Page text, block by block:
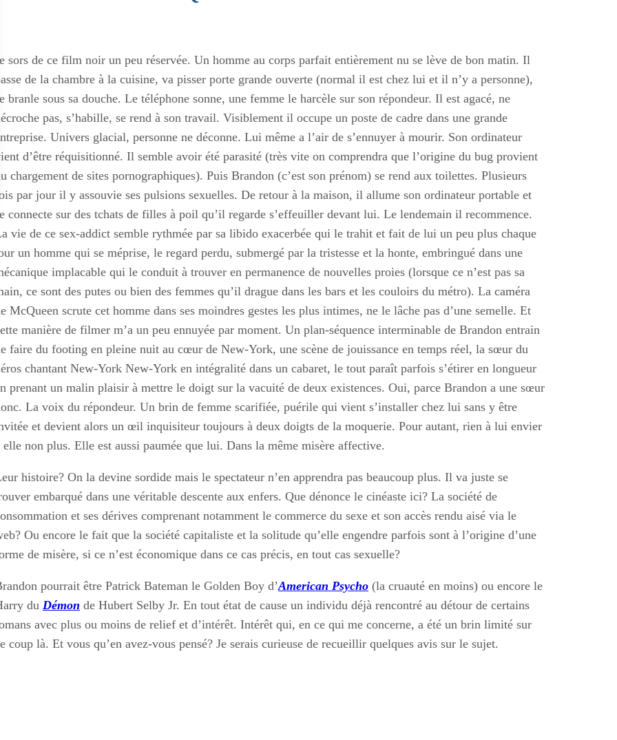
sors de ce film noir un peu réservée. Un homme au corps parfait entièrement nu se lève de bon matin. Il
de la chambre à la cuisine, va pisser porte grande ouverte (normal il est chez lui et il n’y a personne),
branle sous sa douche. Le téléphone sonne, une femme le harcèle sur son répondeur. Il est agacé, ne
pas, s’habille, se rend à son travail. Visiblement il occupe un poste de cadre dans une grande
Univers glacial, personne ne déconne. Lui même a l’air de s’ennuyer à mourir. Son ordinateur
d’être réquisitionné. Il semble avoir été parasité (très vite on comprendra que l’origine du bug provient
chargement de sites pornographiques). Puis Brandon (c’est son prénom) se rend aux toilettes. Plusieurs
par jour il y assouvie ses pulsions sexuelles. De retour à la maison, il allume son ordinateur portable et
connecte sur des tchats de filles à poil qu’il regarde s’effeuiller devant lui. Le lendemain il recommence.
vie de ce sex-addict semble rythmée par sa libido exacerbée qui le trahit et fait de lui un peu plus chaque
un homme qui se méprise, le regard perdu, submergé par la tristesse et la honte, embringué dans une
implacable qui le conduit à trouver en permanence de nouvelles proies (lorsque ce n’est pas sa
ce sont des putes ou bien des femmes qu’il drague dans les bars et les couloirs du métro). La caméra
McQueen scrute cet homme dans ses moindres gestes les plus intimes, ne le lâche pas d’une semelle. Et
manière de filmer m’a un peu ennuyée par moment. Un plan-séquence interminable de Brandon entrain
faire du footing en pleine nuit au cœur de New-York, une scène de jouissance en temps réel, la sœur du
chantant New-York New-York en intégralité dans un cabaret, le tout paraît parfois s’étirer en longueur
prenant un malin plaisir à mettre le doigt sur la vacuité de deux existences. Oui, parce Brandon a une sœur
La voix du répondeur. Un brin de femme scarifiée, puérile qui vient s’installer chez lui sans y être
et devient alors un œil inquisiteur toujours à deux doigts de la moquerie. Pour autant, rien à lui envier
elle non plus. Elle est aussi paumée que lui. Dans la même misère affective.
histoire? On la devine sordide mais le spectateur n’en apprendra pas beaucoup plus. Il va juste se
embarqué dans une véritable descente aux enfers. Que dénonce le cinéaste ici? La société de
et ses dérives comprenant notamment le commerce du sexe et son accès rendu aisé via le
Ou encore le fait que la société capitaliste et la solitude qu’elle engendre parfois sont à l’origine d’une
de misère, si ce n’est économique dans ce cas précis, en tout cas sexuelle?
pourrait être Patrick Bateman le Golden Boy d’American Psycho(la cruauté en moins) ou encore le
du Démon de Hubert Selby Jr. En tout état de cause un individu déjà rencontré au détour de certains
avec plus ou moins de relief et d’intérêt. Intérêt qui, en ce qui me concerne, a été un brin limité sur
coup là. Et vous qu’en avez-vous pensé? Je serais curieuse de recueillir quelques avis sur le sujet.